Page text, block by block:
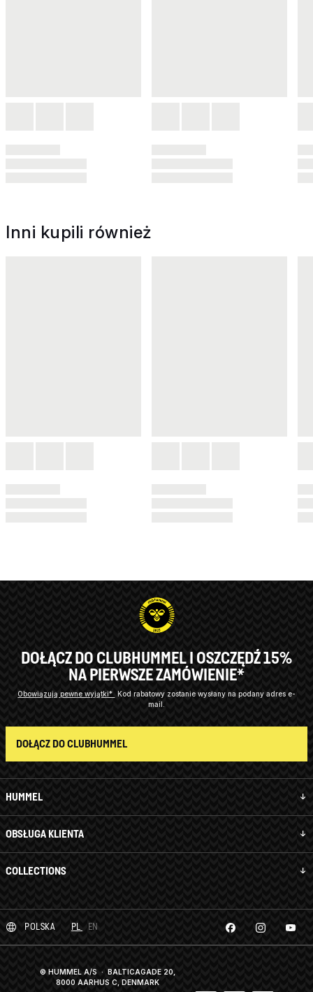
Inni kupili również
HUMMEL
OBSŁUGA KLIENTA
COLLECTIONS
DOŁĄCZ DO CLUBHUMMEL I OSZCZĘDŹ 15%
NA PIERWSZE ZAMÓWIENIE*
Obowiązują pewne wyjątki*
Kod rabatowy zostanie wysłany na podany adres e-
mail.
DOŁĄCZ DO CLUBHUMMEL
POLSKA PL EN
© HUMMEL A/S · BALTICAGADE 20,
8000 AARHUS C, DENMARK